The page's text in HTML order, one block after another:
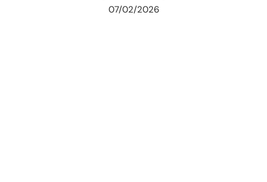
07/02/2026